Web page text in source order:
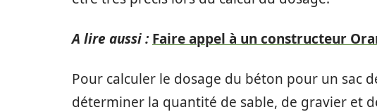
A lire aussi : Faire appel à un constructeur
Pour calculer le dosage du béton pour un sac
déterminer la quantité de sable, de gravier et